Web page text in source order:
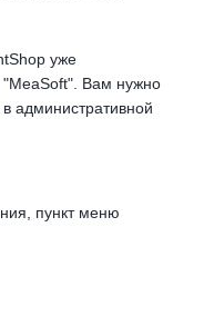
уже
"MeaSoft". Вам нужно
административной
пункт меню